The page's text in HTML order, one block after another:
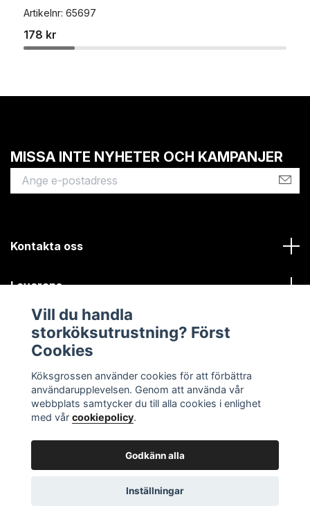
Artikelnr: 65697
178 kr
MISSA INTE NYHETER OCH KAMPANJER
Kontakta oss
Leverans
Kundinformation
© 2026 Köksgrossen.se
Vill du handla
storköksutrustning? Först
Cookies
Köksgrossen använder cookies för att förbättra
användarupplevelsen. Genom att använda vår
webbplats samtycker du till alla cookies i enlighet
med vår cookiepolicy.
Godkänn alla
Inställningar